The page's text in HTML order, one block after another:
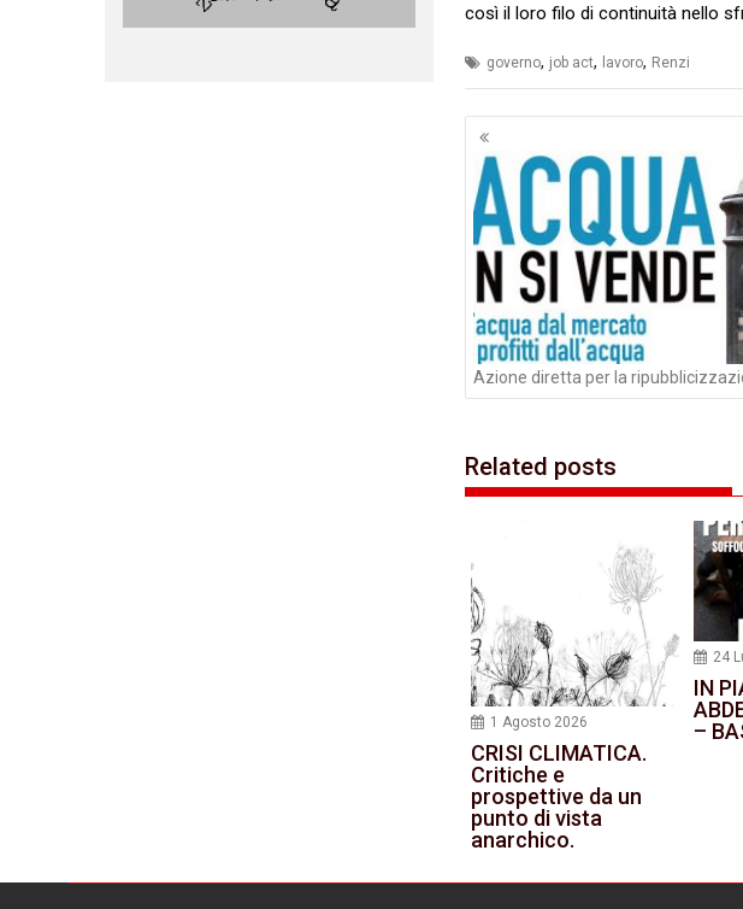
così il loro filo di continuità nello
governo, job act, lavoro, Renzi
Navigazione
articoli
Azione diretta per la
Related posts
1 Agosto 2026
CRISI CLIMATICA.
Critiche e
prospettive da un
punto di vista
anarchico.
24
IN
–